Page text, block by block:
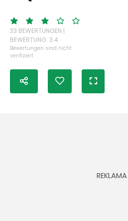
33 BEWERTUNGEN |
BEWERTUNG: 3.4
Bewertungen sind nicht
verifiziert